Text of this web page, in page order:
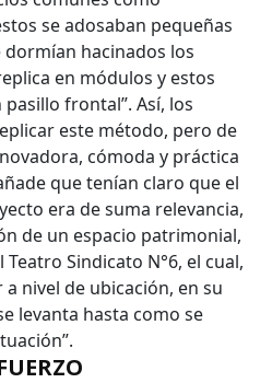
se adosaban pequeñas
hacinados los
en módulos y estos
frontal”. Así, los
este método, pero de
cómoda y práctica
que tenían claro que el
era de suma relevancia,
de un espacio patrimonial,
Sindicato N°6, el cual,
nivel de ubicación, en su
levanta hasta como se